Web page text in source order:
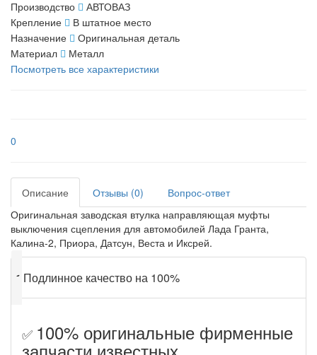
Производство
АВТОВАЗ
Крепление
В штатное место
Назначение
Оригинальная деталь
Материал
Металл
Посмотреть все характеристики
0
Описание Отзывы (0)
Вопрос-ответ
Оригинальная заводская втулка направляющая муфты
выключения сцепления для автомобилей Лада Гранта,
Калина-2, Приора, Датсун, Веста и Иксрей.
✔ Подлинное качество на 100%
✅ 100% оригинальные фирменные
запчасти известных